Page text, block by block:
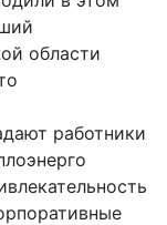
области
работники